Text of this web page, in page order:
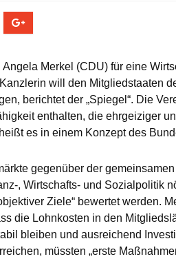
Merkel (CDU) für eine
will den Mitgliedstaaten
berichtet der „Spiegel“. Die
enthalten, die ehrgeiziger
es in einem Konzept des
gegenüber der
, Wirtschafts- und Sozialpolitik
Ziele“ bewertet werden.
die Lohnkosten in den
bleiben und ausreichend
müssten „erste